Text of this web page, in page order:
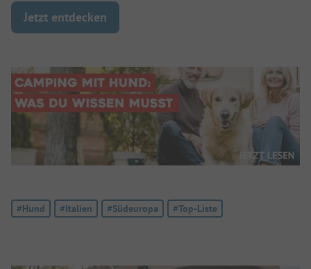
Jetzt entdecken
Tag:
#Hund Tag:
#Italien Tag:
#Südeuropa Tag:
#Top-Liste